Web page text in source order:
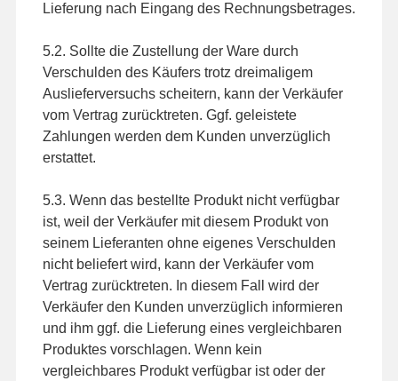
Lieferung nach Eingang des Rechnungsbetrages.
5.2. Sollte die Zustellung der Ware durch
Verschulden des Käufers trotz dreimaligem
Auslieferversuchs scheitern, kann der Verkäufer
vom Vertrag zurücktreten. Ggf. geleistete
Zahlungen werden dem Kunden unverzüglich
erstattet.
5.3. Wenn das bestellte Produkt nicht verfügbar
ist, weil der Verkäufer mit diesem Produkt von
seinem Lieferanten ohne eigenes Verschulden
nicht beliefert wird, kann der Verkäufer vom
Vertrag zurücktreten. In diesem Fall wird der
Verkäufer den Kunden unverzüglich informieren
und ihm ggf. die Lieferung eines vergleichbaren
Produktes vorschlagen. Wenn kein
vergleichbares Produkt verfügbar ist oder der